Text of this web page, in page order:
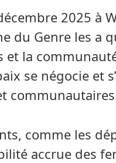
2025 à
du Genre les a
et la
se négocie et
comme les
accrue des